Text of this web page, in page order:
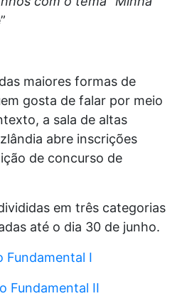
maiores formas de
gosta de falar por meio
a sala de altas
abre inscrições
de concurso de
em três categorias
até o dia 30 de junho.
Fundamental I
Fundamental II